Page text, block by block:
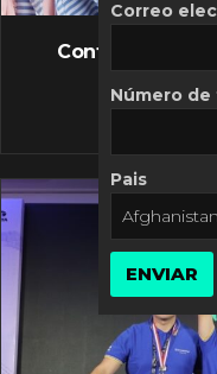
Controversia
Correo
Número
Pais
ENVIAR